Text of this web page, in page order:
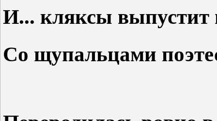
И... кляксы выпустит
Со щупальцами